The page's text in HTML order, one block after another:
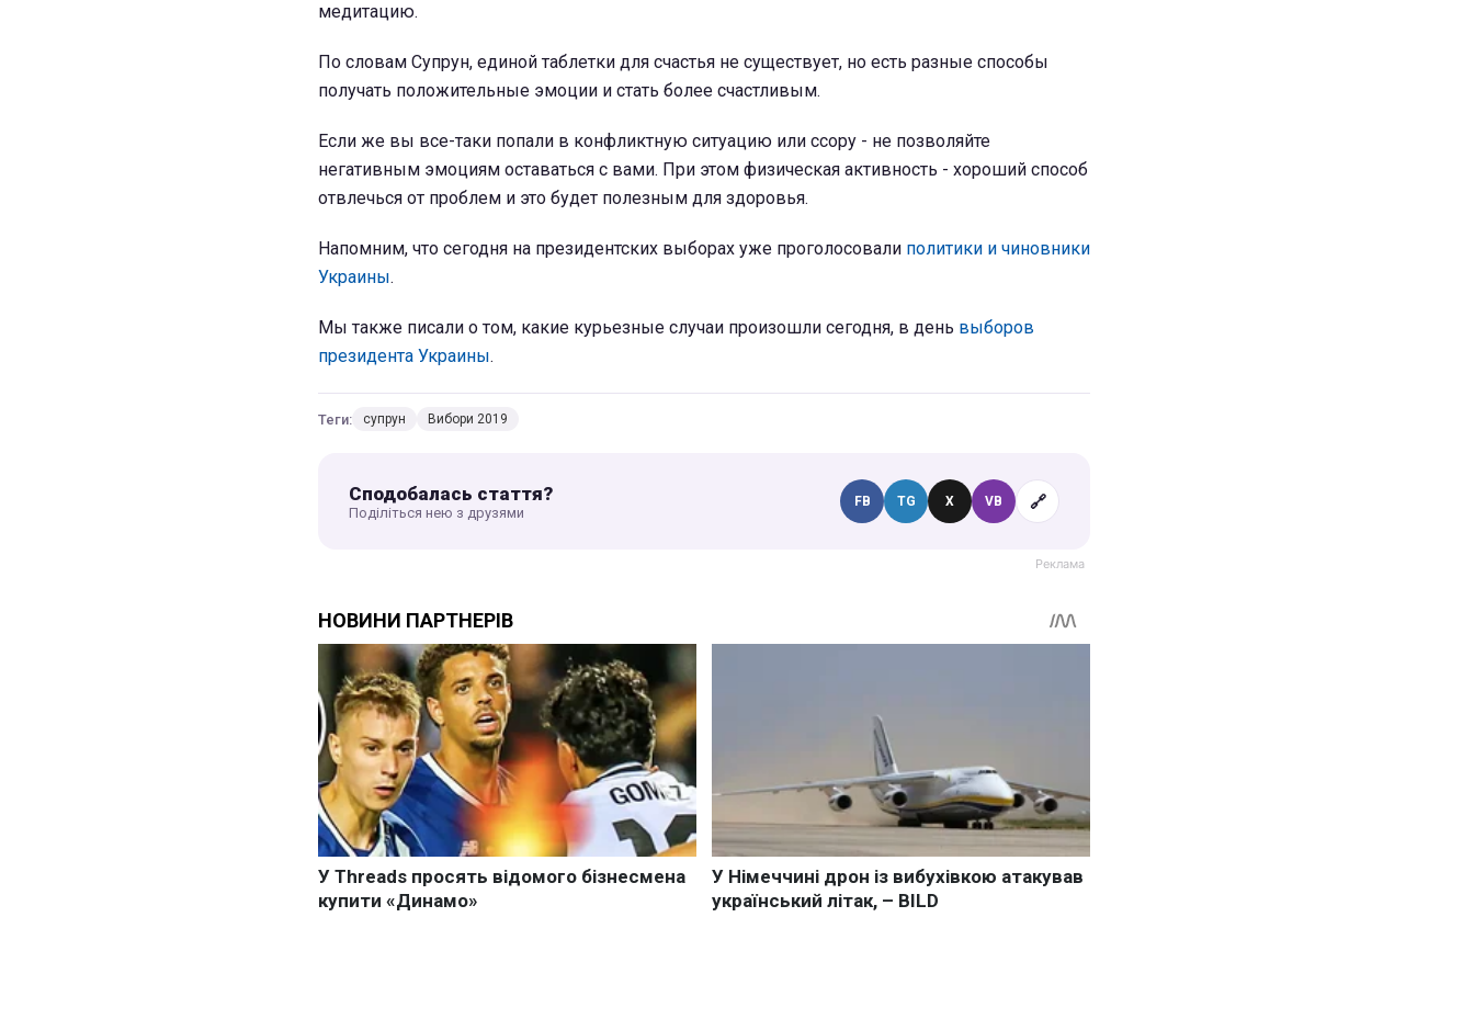
медитацию.
По словам Супрун, единой таблетки для счастья не существует, но есть разные способы
получать положительные эмоции и стать более счастливым.
Если же вы все-таки попали в конфликтную ситуацию или ссору - не позволяйте
негативным эмоциям оставаться с вами. При этом физическая активность - хороший способ
отвлечься от проблем и это будет полезным для здоровья.
Напомним, что сегодня на президентских выборах уже проголосовали политики и чиновники
Украины.
Мы также писали о том, какие курьезные случаи произошли сегодня, в день выборов
президента Украины.
Теги: супрун Вибори 2019
Сподобалась стаття?
Поділіться нею з друзями
FB TG X VB 🔗